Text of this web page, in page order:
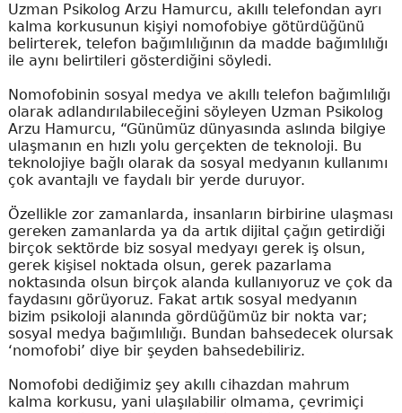
Uzman Psikolog Arzu Hamurcu, akıllı telefondan ayrı
kalma korkusunun kişiyi nomofobiye götürdüğünü
belirterek, telefon bağımlılığının da madde bağımlılığı
ile aynı belirtileri gösterdiğini söyledi.
Nomofobinin sosyal medya ve akıllı telefon bağımlılığı
olarak adlandırılabileceğini söyleyen Uzman Psikolog
Arzu Hamurcu, “Günümüz dünyasında aslında bilgiye
ulaşmanın en hızlı yolu gerçekten de teknoloji. Bu
teknolojiye bağlı olarak da sosyal medyanın kullanımı
çok avantajlı ve faydalı bir yerde duruyor.
Özellikle zor zamanlarda, insanların birbirine ulaşması
gereken zamanlarda ya da artık dijital çağın getirdiği
birçok sektörde biz sosyal medyayı gerek iş olsun,
gerek kişisel noktada olsun, gerek pazarlama
noktasında olsun birçok alanda kullanıyoruz ve çok da
faydasını görüyoruz. Fakat artık sosyal medyanın
bizim psikoloji alanında gördüğümüz bir nokta var;
sosyal medya bağımlılığı. Bundan bahsedecek olursak
‘nomofobi’ diye bir şeyden bahsedebiliriz.
Nomofobi dediğimiz şey akıllı cihazdan mahrum
kalma korkusu, yani ulaşılabilir olmama, çevrimiçi